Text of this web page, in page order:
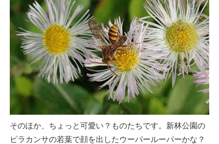
そのほか、ちょっと可愛い？ものたちです。新林公園の
ピラカンサの若葉で顔を出したウーパールーパーかな？